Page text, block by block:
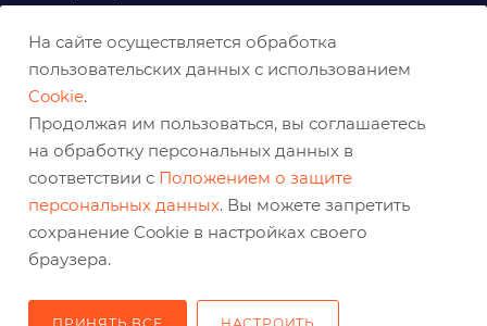
baz@belabraziv.ru
308009, Россия, г. Белгород,
На сайте осуществляется обработка
пользовательских данных с использованием
Cookie.
Продолжая им пользоваться, вы соглашаетесь
на обработку персональных данных в
соответствии с Положением о защите
персональных данных. Вы можете запретить
сохранение Cookie в настройках своего
браузера.